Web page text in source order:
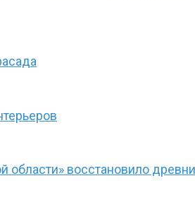
восстановило